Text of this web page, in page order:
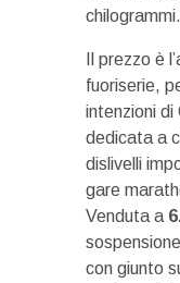
chilogrammi.
Il prezzo è
fuoriserie,
intenzioni
dedicata a
dislivelli
gare
Venduta a
con giunto